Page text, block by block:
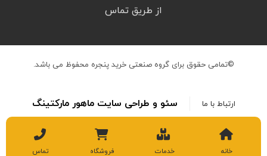
از طریق تماس
©تمامی حقوق برای گروه صنعتی خرید پنجره محفوظ می باشد.
ارتباط با ما سئو و طراحی سایت ماهور مارکتینگ
خانه خدمات فروشگاه تماس